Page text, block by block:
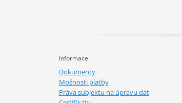
Informace
Dokumenty
Možnosti platby
Práva subjektu na úpravu dat